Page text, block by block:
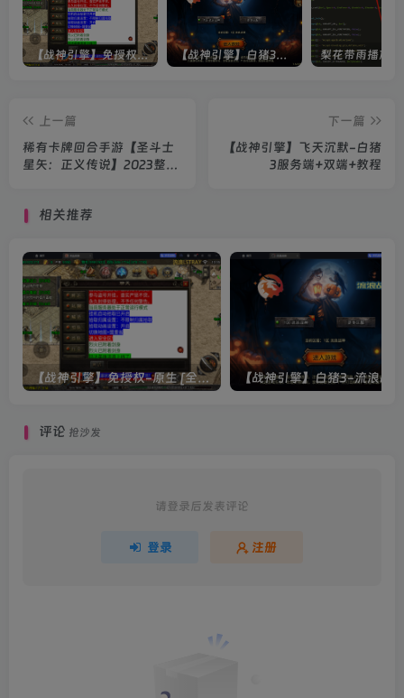
【战神引擎】免授权-原生 [全屏自动拾取] 插件 + 配置教程（更新修复版，具体自测） 【战神引擎】白猪3-流浪战神3神技8大陆全屏拾取版特色服务端+生肖+转生+秘境+神魔+双端+教程(更新眼神拾取)
上一篇
稀有卡牌回合手游【圣斗士
星矢：正义传说】2023整理
下一篇
【战神引擎】飞天沉默-白猪
3服务端+双端+教程
相关推荐
【战神引擎】免授权-原生 [全屏自动拾取] 插件 + 配置教程（更新修复版，具体自测）
评论 抢沙发
请登录后发表评论
登录 注册